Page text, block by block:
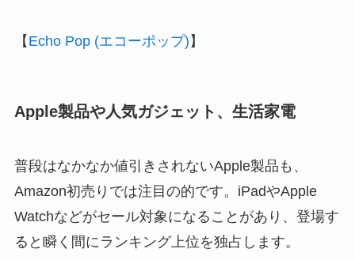
【 Echo Pop (エコーポップ) 】
Apple製品や人気ガジェット、生活家電
普段はなかなか値引きされないApple製品も、
Amazon初売りでは注目の的です。iPadやApple
Watchなどがセール対象になることがあり、登場す
ると瞬く間にランキング上位を独占します。